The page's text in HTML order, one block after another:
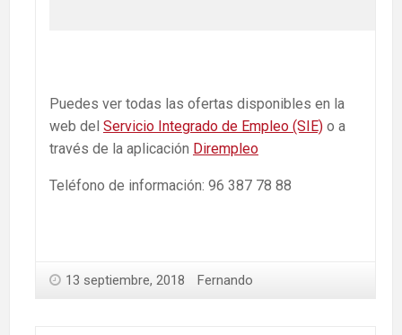
Puedes ver todas las ofertas disponibles en la
web del Servicio Integrado de Empleo (SIE) o a
través de la aplicación Dirempleo
Teléfono de información: 96 387 78 88
13 septiembre, 2018 Fernando